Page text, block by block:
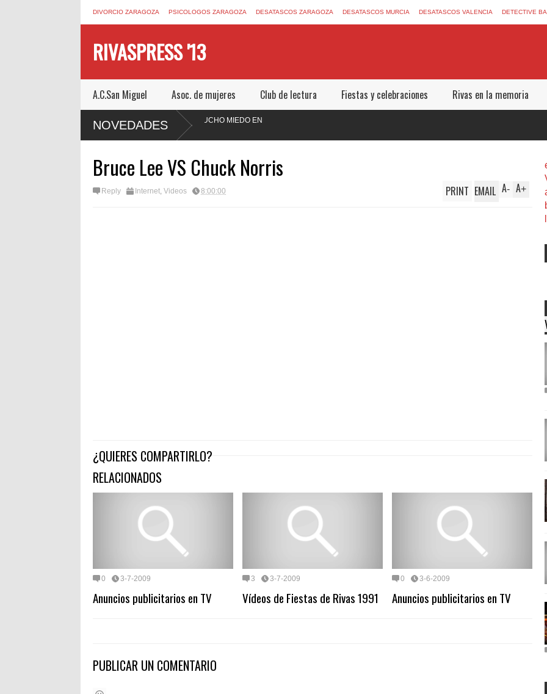
DIVORCIO ZARAGOZA PSICOLOGOS ZARAGOZA DESATASCOS ZARAGOZA DESATASCOS MURCIA DESATASCOS VALENCIA DETECTIVE
RIVASPRESS '13
A.C.San Miguel Asoc. de mujeres Club de lectura Fiestas y celebraciones Rivas en la memoria
NOVEDADES
UN ESCAPE ROOM DE MUCHO MIEDO EN
Bruce Lee VS Chuck Norris
Reply Internet, Videos 8:00:00 A+
A-
PRINT EMAIL
¿QUIERES COMPARTIRLO?
RELACIONADOS
0 3-7-2009
Anuncios publicitarios en TV
3 3-7-2009
Vídeos de Fiestas de Rivas 1991
0 3-6-2009
Anuncios publicitarios en TV
PUBLICAR UN COMENTARIO